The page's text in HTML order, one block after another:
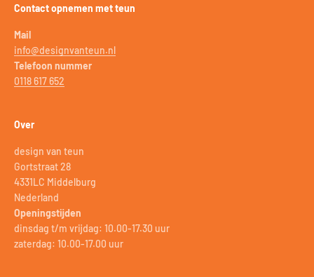
Contact opnemen met teun
Mail
info@designvanteun.nl
Telefoon nummer
0118 617 652
Over
design van teun
Gortstraat 28
4331LC Middelburg
Nederland
Openingstijden
dinsdag t/m vrijdag: 10.00-17.30 uur
zaterdag: 10.00-17.00 uur